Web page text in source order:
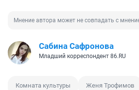
Мнение автора может не совпадать с
Сабина Сафронова
Младший корреспондент 86.RU
Комната культуры Женя Трофимов